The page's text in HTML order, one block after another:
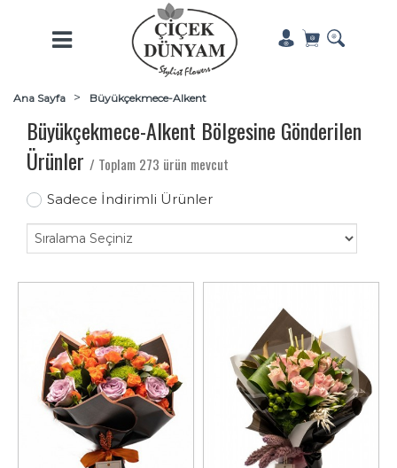
Ana Sayfa Büyükçekmece-Alkent
Büyükçekmece-Alkent Bölgesine Gönderilen
Ürünler / Toplam 273 ürün mevcut
Sadece İndirimli Ürünler